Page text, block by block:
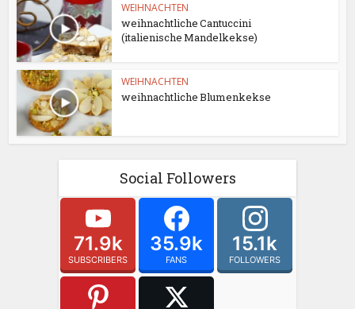
WEIHNACHTEN
weihnachtliche Cantuccini
(italienische Mandelkekse)
WEIHNACHTEN
weihnachtliche Blumenkekse
Social Followers
71.9k
SUBSCRIBERS
35.9k
FANS
15.1k
FOLLOWERS